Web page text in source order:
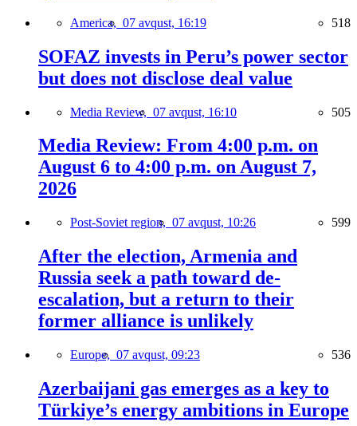
America, 07 avqust, 16:19 518
SOFAZ invests in Peru’s power sector
but does not disclose deal value
Media Review, 07 avqust, 16:10 505
Media Review: From 4:00 p.m. on
August 6 to 4:00 p.m. on August 7,
2026
Post-Soviet region, 07 avqust, 10:26 599
After the election, Armenia and
Russia seek a path toward de-
escalation, but a return to their
former alliance is unlikely
Europe, 07 avqust, 09:23 536
Azerbaijani gas emerges as a key to
Türkiye’s energy ambitions in Europe